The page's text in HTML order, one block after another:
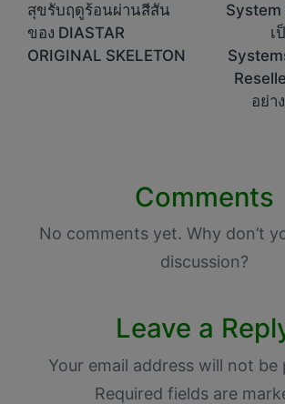
สุขรับฤดูร้อนผ่านสีสัน
ของ DIASTAR
ORIGINAL SKELETON
System
เ
อย่า
Comments
No comments yet. Why don’t
discussion?
Leave a
Your email address will not be
Required fields are